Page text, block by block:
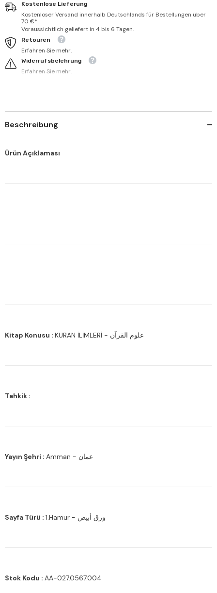
Kostenlose Lieferung
Kostenloser Versand innerhalb Deutschlands für Bestellungen über
70 €*
Voraussichtlich geliefert in 4 bis 6 Tagen.
Retouren
Erfahren Sie mehr.
Widerrufsbelehrung
Erfahren Sie mehr.
Beschreibung
Ürün Açıklaması
Kitap Konusu : KURAN İLİMLERİ - علوم القرآن
Tahkik :
Yayın Şehri : Amman - عمان
Sayfa Türü : 1.Hamur - ورق أبيض
Stok Kodu : AA-027.0567.004